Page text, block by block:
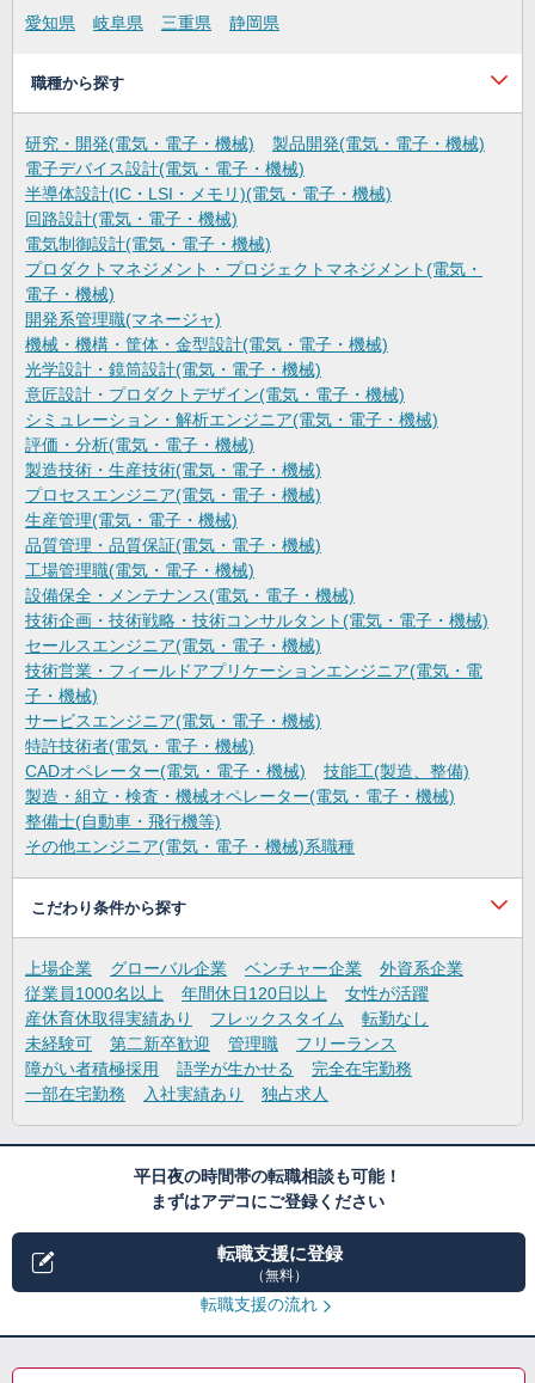
愛知県 岐阜県 三重県 静岡県
職種から探す
研究・開発(電気・電子・機械)
製品開発(電気・電子・機械)
電子デバイス設計(電気・電子・機械)
半導体設計(IC・LSI・メモリ)(電気・電子・機械)
回路設計(電気・電子・機械)
電気制御設計(電気・電子・機械)
プロダクトマネジメント・プロジェクトマネジメント(電気・
電子・機械)
開発系管理職(マネージャ)
機械・機構・筐体・金型設計(電気・電子・機械)
光学設計・鏡筒設計(電気・電子・機械)
意匠設計・プロダクトデザイン(電気・電子・機械)
シミュレーション・解析エンジニア(電気・電子・機械)
評価・分析(電気・電子・機械)
製造技術・生産技術(電気・電子・機械)
プロセスエンジニア(電気・電子・機械)
生産管理(電気・電子・機械)
品質管理・品質保証(電気・電子・機械)
工場管理職(電気・電子・機械)
設備保全・メンテナンス(電気・電子・機械)
技術企画・技術戦略・技術コンサルタント(電気・電子・機械)
セールスエンジニア(電気・電子・機械)
技術営業・フィールドアプリケーションエンジニア(電気・電
子・機械)
サービスエンジニア(電気・電子・機械)
特許技術者(電気・電子・機械)
CADオペレーター(電気・電子・機械)
技能工(製造、整備)
製造・組立・検査・機械オペレーター(電気・電子・機械)
整備士(自動車・飛行機等)
その他エンジニア(電気・電子・機械)系職種
こだわり条件から探す
上場企業 グローバル企業 ベンチャー企業
外資系企業
従業員1000名以上
年間休日120日以上
女性が活躍
産休育休取得実績あり
フレックスタイム
転勤なし
未経験可
第二新卒歓迎 管理職
フリーランス
障がい者積極採用
語学が生かせる
完全在宅勤務
一部在宅勤務
入社実績あり 独占求人
平日夜の時間帯の転職相談も可能！
まずはアデコにご登録ください
転職支援に登録
（無料）
転職支援の流れ